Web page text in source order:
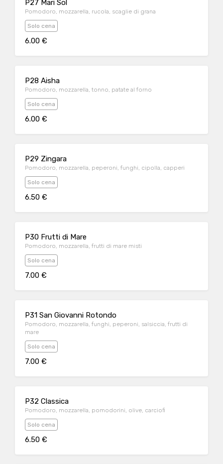
P27 Mari Sol
Pomodoro, mozzarella, rucola, scaglie di grana
Solo cena
6.00 €
P28 Aisha
Pomodoro, mozzarella, tonno, patate al forno
Solo cena
6.00 €
P29 Zingara
Pomodoro, mozzarella, peperoni, funghi, cipolla, capperi
Solo cena
6.50 €
P30 Frutti di Mare
Pomodoro, mozzarella, frutti di mare misti
Solo cena
7.00 €
P31 San Giovanni Rotondo
Pomodoro, mozzarella, funghi, peperoni, salsiccia, frutti di
mare
Solo cena
7.00 €
P32 Classica
Pomodoro, mozzarella, pomodorini, olive, carciofi
Solo cena
6.50 €